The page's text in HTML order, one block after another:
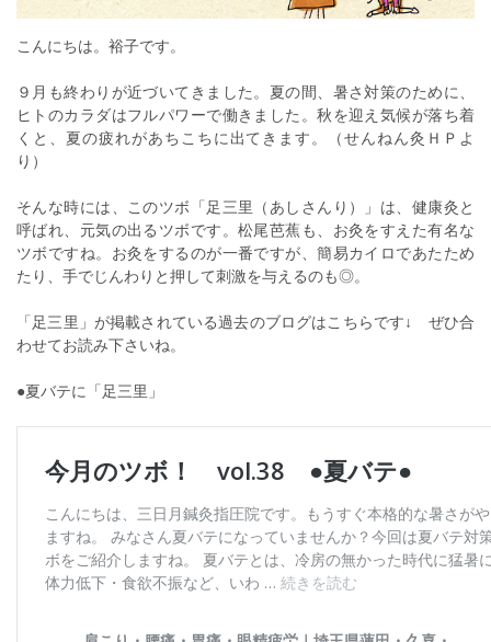
こんにちは。裕子です。
９月も終わりが近づいてきました。夏の間、暑さ対策のために、
ヒトのカラダはフルパワーで働きました。秋を迎え気候が落ち着
くと、夏の疲れがあちこちに出てきます。（せんねん灸ＨＰよ
り）
そんな時には、このツボ「足三里（あしさんり）」は、健康灸と
呼ばれ、元気の出るツボです。松尾芭蕉も、お灸をすえた有名な
ツボですね。お灸をするのが一番ですが、簡易カイロであたため
たり、手でじんわりと押して刺激を与えるのも◎。
「足三里」が掲載されている過去のブログはこちらです↓ ぜひ合
わせてお読み下さいね。
●夏バテに「足三里」